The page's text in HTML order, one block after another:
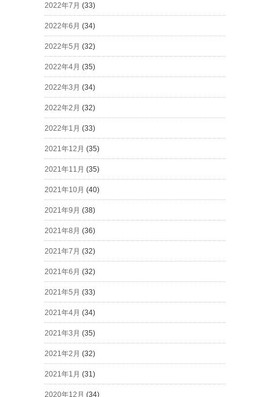
2022年7月 (33)
2022年6月 (34)
2022年5月 (32)
2022年4月 (35)
2022年3月 (34)
2022年2月 (32)
2022年1月 (33)
2021年12月 (35)
2021年11月 (35)
2021年10月 (40)
2021年9月 (38)
2021年8月 (36)
2021年7月 (32)
2021年6月 (32)
2021年5月 (33)
2021年4月 (34)
2021年3月 (35)
2021年2月 (32)
2021年1月 (31)
2020年12月 (34)